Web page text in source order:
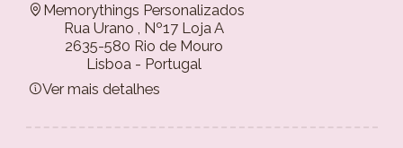
Memorythings Personalizados
Rua Urano , Nº17 Loja A
2635-580 Rio de Mouro
Lisboa - Portugal
Ver mais detalhes